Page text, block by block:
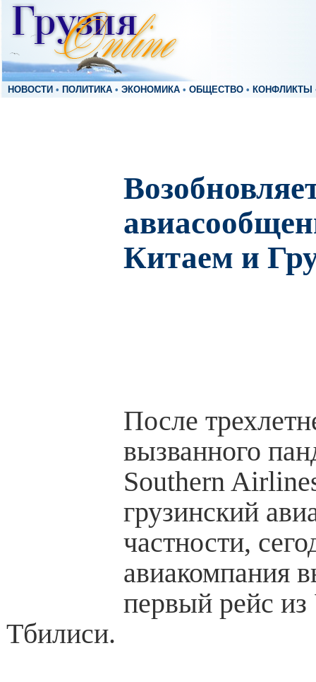
НОВОСТИ • ПОЛИТИКА • ЭКОНОМИКА • ОБЩЕСТВО • КОНФЛИКТЫ
Китаем и
После
вызванного
Southern
грузинский
частности,
авиакомпания
первый рейс
Тбилиси.